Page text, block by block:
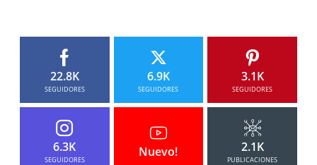
22.8K
SEGUIDORES
6.9K
SEGUIDORES
3.1K
SEGUIDORES
6.3K
SEGUIDORES
Nuevo! 2.1K
PUBLICACIONES